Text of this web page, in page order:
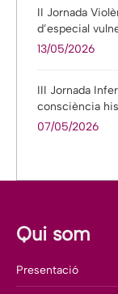
II Jornada
d’especial
13/05/2026
III Jornada
consciència
07/05/2026
Qui som
Presentació